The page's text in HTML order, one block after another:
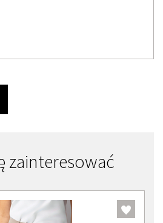
zainteresować